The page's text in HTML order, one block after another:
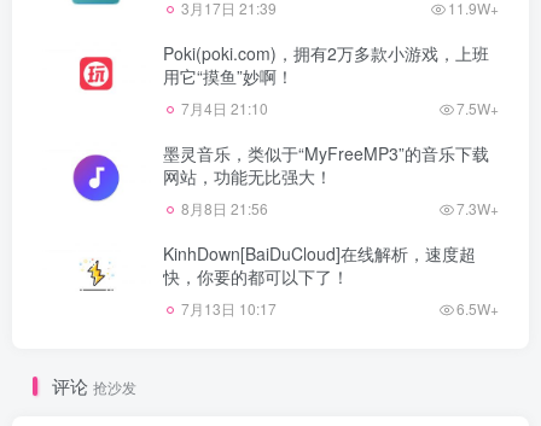
3月17日 21:39 11.9W+
Poki(poki.com)，拥有2万多款小游戏，上班
用它“摸鱼”妙啊！
7月4日 21:10 7.5W+
墨灵音乐，类似于“MyFreeMP3”的音乐下载
网站，功能无比强大！
8月8日 21:56 7.3W+
KinhDown[BaiDuCloud]在线解析，速度超
快，你要的都可以下了！
7月13日 10:17 6.5W+
评论 抢沙发